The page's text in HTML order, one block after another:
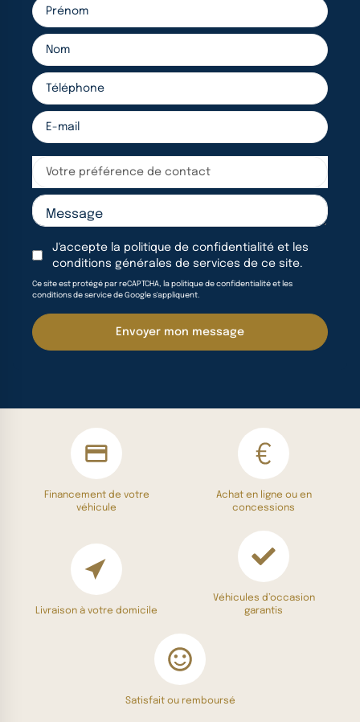
Votre préférence de contact
J'accepte la politique de confidentialité et les
conditions générales de services de ce site.
Ce site est protégé par reCAPTCHA, la politique de confidentialité et les
conditions de service de Google s'appliquent.
Envoyer mon message
Financement de votre
véhicule
Achat en ligne ou en
concessions
Livraison à votre domicile
Véhicules d’occasion
garantis
Satisfait ou remboursé